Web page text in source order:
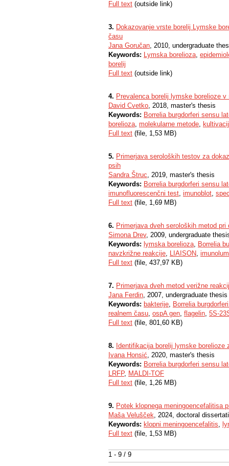
1 - 9 / 9
Full text (outside link)
3. Dokazovanje vrste borelij Lymske
času
Jana Goručan, 2010, undergraduate
Keywords: Lymska borelioza,
borelij
Full text (outside link)
4. Prevalenca borelij lymske borelioze
David Cvetko, 2018, master's thesis
Keywords: Borrelia burgdorferi sensu
borelioza, molekularne metode,
Full text (file, 1,53 MB)
5. Primerjava seroloških testov za
psih
Sandra Štruc, 2019, master's thesis
Keywords: Borrelia burgdorferi sensu
imunofluorescenčni test, imunoblot,
Full text (file, 1,69 MB)
6. Primerjava dveh seroloških metod
Simona Drev, 2009, undergraduate
Keywords: lymska borelioza, Borrelia
navzkrižne reakcije, LIAISON,
Full text (file, 437,97 KB)
7. Primerjava dveh metod verižne
Jana Ferdin, 2007, undergraduate thesis
Keywords: bakterije, Borrelia
realnem času, ospA gen, flagelin, 5S-
Full text (file, 801,60 KB)
8. Identifikacija borelij lymske borelioze
Ivana Honsić, 2020, master's thesis
Keywords: Borrelia burgdorferi sensu
LRFP, MALDI-TOF
Full text (file, 1,26 MB)
9. Potek klopnega meningoencefalitisa
Maša Velušček, 2024, doctoral
Keywords: klopni meningoencefalitis,
Full text (file, 1,53 MB)